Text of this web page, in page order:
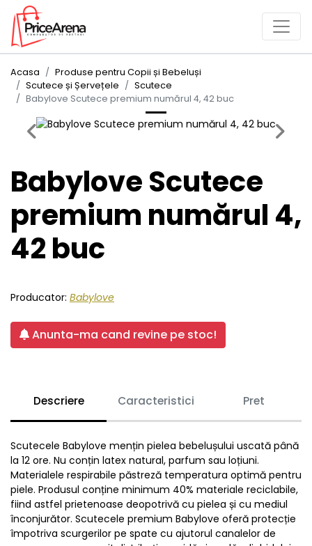
Acasa
Produse pentru Copii și Bebeluși
Scutece și Șervețele
Scutece
Babylove Scutece premium numărul 4, 42 buc
Previous Next
Babylove Scutece
premium numărul 4,
42 buc
Producator: Babylove
Anunta-ma cand revine pe stoc!
Descriere Caracteristici Pret
Scutecele Babylove mențin pielea bebelușului uscată până
la 12 ore. Nu conțin latex natural, parfum sau loțiuni.
Materialele respirabile păstreză temperatura optimă pentru
piele. Produsul conține minimum 40% materiale reciclabile,
fiind astfel prietenoase deopotrivă cu pielea și cu mediul
înconjurător. Scutecele premium Babylove oferă protecție
împotriva scurgerilor pe spate cu ajutorul canalelor de